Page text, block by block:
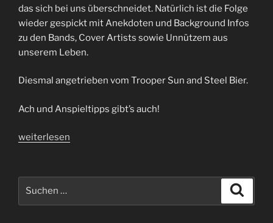
das sich bei uns überschneidet. Natürlich ist die Folge
wieder gespickt mit Anekdoten und Background Infos
zu den Bands, Cover Artists sowie Unnützem aus
unserem Leben.
Diesmal angetrieben vom Trooper Sun and Steel Bier.
Ach und Anspieltipps gibt’s auch!
„Folge
Von
Schädeln
weiterlesen